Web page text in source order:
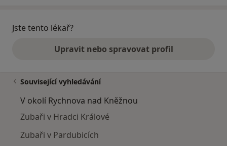
Jste tento lékař?
Upravit nebo spravovat profil
Související vyhledávání
V okolí Rychnova nad Kněžnou
Zubaři v Hradci Králové
Zubaři v Pardubicích